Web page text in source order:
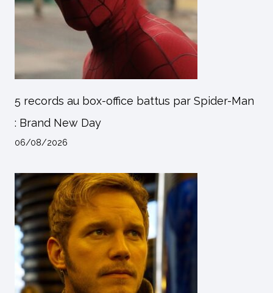
5 records au box-office battus par Spider-Man
: Brand New Day
06/08/2026